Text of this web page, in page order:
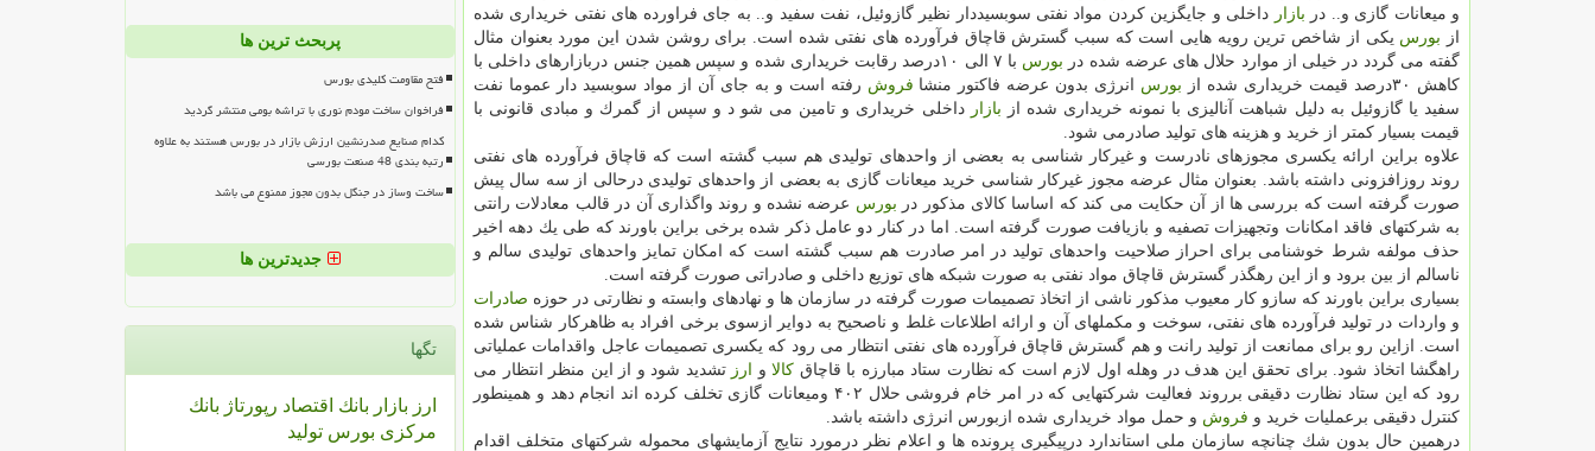
و میعانات گازی و.. در بازار داخلی و جایگزین كردن مواد نفتی سوبسیددار نظیر گازوئیل، نفت سفید و.. به جای فراورده های نفتی خریداری شده
از بورس یكی از شاخص ترین رویه هایی است كه سبب گسترش قاچاق فرآورده های نفتی شده است. برای روشن شدن این مورد بعنوان مثال
گفته می گردد در خیلی از موارد حلال های عرضه شده در بورس
با ۷ الی ۱۰درصد رقابت خریداری شده و سپس همین جنس دربازارهای داخلی با
كاهش ۳۰درصد قیمت خریداری شده از
بورس انرژی بدون عرضه فاكتور منشا فروش رفته است و به جای آن از مواد سوبسید دار عموما نفت
سفید یا گازوئیل به دلیل شباهت آنالیزی با نمونه خریداری شده از بازار داخلی خریداری و تامین می شو د و سپس از گمرك و مبادی قانونی با
قیمت بسیار كمتر از خرید و هزینه های تولید صادرمی شود.
علاوه براین ارائه یكسری مجوزهای نادرست و غیركار شناسی به بعضی از واحدهای تولیدی هم سبب گشته است كه قاچاق فرآورده های نفتی
روند روزافزونی داشته باشد. بعنوان مثال عرضه مجوز غیركار شناسی خرید میعانات گازی به بعضی از واحدهای تولیدی درحالی از سه سال پیش
صورت گرفته است كه بررسی ها از آن حكایت می كند كه اساسا كالای مذكور در بورس عرضه نشده و روند واگذاری آن در قالب معادلات رانتی
به شركتهای فاقد امكانات وتجهیزات تصفیه و بازیافت صورت گرفته است. اما در كنار دو عامل ذكر شده برخی براین باورند كه طی یك دهه اخیر
حذف مولفه شرط خوشنامی برای احراز صلاحیت واحدهای تولید در امر صادرت هم سبب گشته است كه امكان تمایز واحدهای تولیدی سالم و
ناسالم از بین برود و از این رهگذر گسترش قاچاق مواد نفتی به صورت شبكه های توزیع داخلی و صادراتی صورت گرفته است.
بسیاری براین باورند كه سازو كار معیوب مذكور ناشی از اتخاذ تصمیمات صورت گرفته در سازمان ها و نهادهای وابسته و نظارتی در حوزه صادرات
و واردات در تولید فرآورده های نفتی، سوخت و مكملهای آن و ارائه اطلاعات غلط و ناصحیح به دوایر ازسوی برخی افراد به ظاهركار شناس شده
است. ازاین رو برای ممانعت از تولید رانت و هم گسترش قاچاق فرآورده های نفتی انتظار می رود كه یكسری تصمیمات عاجل واقدامات عملیاتی
راهگشا اتخاذ شود. برای تحقق این هدف در وهله اول لازم است كه نظارت ستاد مبارزه با قاچاق كالا و ارز تشدید شود و از این منظر انتظار می
رود كه این ستاد نظارت دقیقی برروند فعالیت شركتهایی كه در امر خام فروشی حلال ۴۰۲ ومیعانات گازی تخلف كرده اند انجام دهد و همینطور
كنترل دقیقی برعملیات خرید و فروش و حمل مواد خریداری شده ازبورس انرژی داشته باشد.
درهمین حال بدون شك چنانچه سازمان ملی استاندارد درپیگیری پرونده ها و اعلام نظر درمورد نتایج آزمایشهای محموله شركتهای متخلف اقدام
پربحث ترین ها
فتح مقاومت کلیدی بورس
فراخوان ساخت مودم نوری با تراشه بومی منتشر گردید
کدام صنایع صدرنشین ارزش بازار در بورس هستند به علاوه
رتبه بندی 48 صنعت بورسی
ساخت وساز در جنگل بدون مجوز ممنوع می باشد
جدیدترین ها
تگها
ارز بازار بانك اقتصاد رپورتاژ بانك
مركزی بورس تولید